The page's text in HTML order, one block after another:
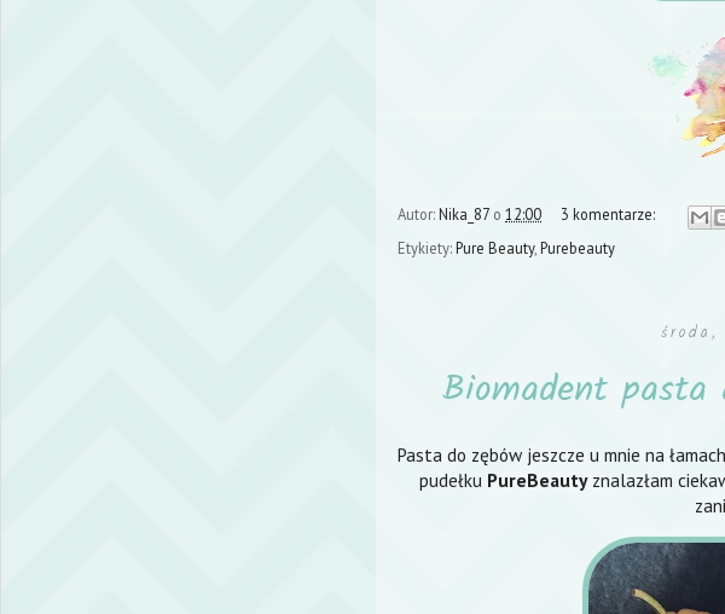
Autor:Nika_87 o 12:00
3 komentarze:
Etykiety:Pure Beauty, Purebeauty
Biomadent
Pasta do zębów jeszcze u mnie na
pudełku PureBeautyznalazłam